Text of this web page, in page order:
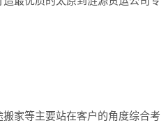
家等主要站在客户的角度综合考